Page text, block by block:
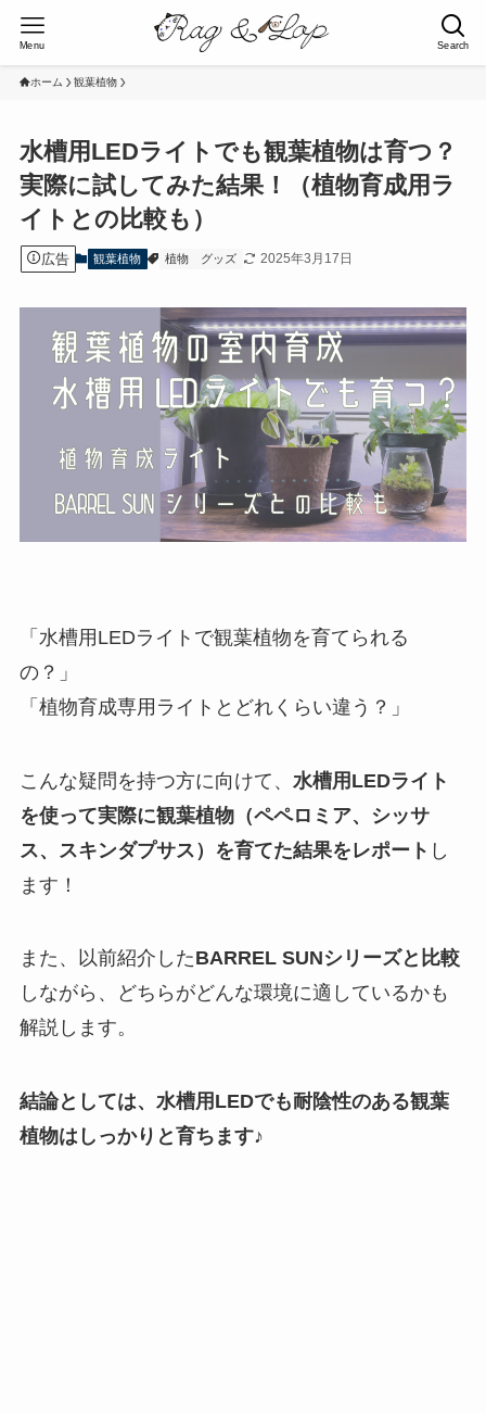
Search
Menu
ホーム 観葉植物
水槽用LEDライトでも観葉植物は育つ？
実際に試してみた結果！（植物育成用ラ
イトとの比較も）
広告 観葉植物 植物 グッズ 2025年3月17日
「水槽用LEDライトで観葉植物を育てられる
の？」
「植物育成専用ライトとどれくらい違う？」
こんな疑問を持つ方に向けて、 水槽用LEDライト
を使って実際に観葉植物（ペペロミア、シッサ
ス、スキンダプサス）を育てた結果をレポート し
ます！
また、以前紹介したBARREL SUNシリーズと比較
しながら、どちらがどんな環境に適しているかも
解説します。
結論としては、水槽用LEDでも耐陰性のある観葉
植物はしっかりと育ちます♪